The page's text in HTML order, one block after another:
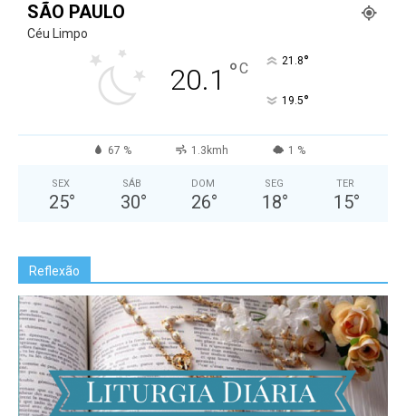
SÃO PAULO
Céu Limpo
20.1 °C 21.8°
19.5°
67 % 1.3kmh 1 %
SEX
25°
SÁB
30°
DOM
26°
SEG
18°
TER
15°
Reflexão